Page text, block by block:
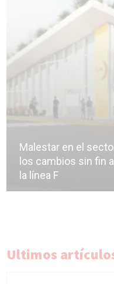
Malestar en el
los cambios sin fin
la línea F
Ultimos